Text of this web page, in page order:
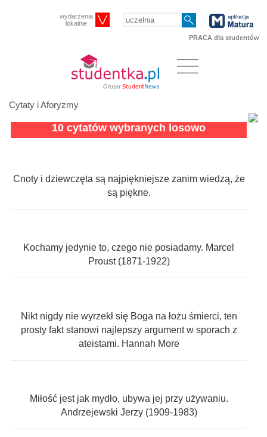
wydarzenia
lokalnie
PRACA dla studentów
Cytaty i Aforyzmy
10 cytatów wybranych losowo
Cnoty i dziewczęta są najpiękniejsze zanim wiedzą, że
są piękne.
Kochamy jedynie to, czego nie posiadamy. Marcel
Proust (1871-1922)
Nikt nigdy nie wyrzekł się Boga na łożu śmierci, ten
prosty fakt stanowi najlepszy argument w sporach z
ateistami. Hannah More
Miłość jest jak mydło, ubywa jej przy używaniu.
Andrzejewski Jerzy (1909-1983)